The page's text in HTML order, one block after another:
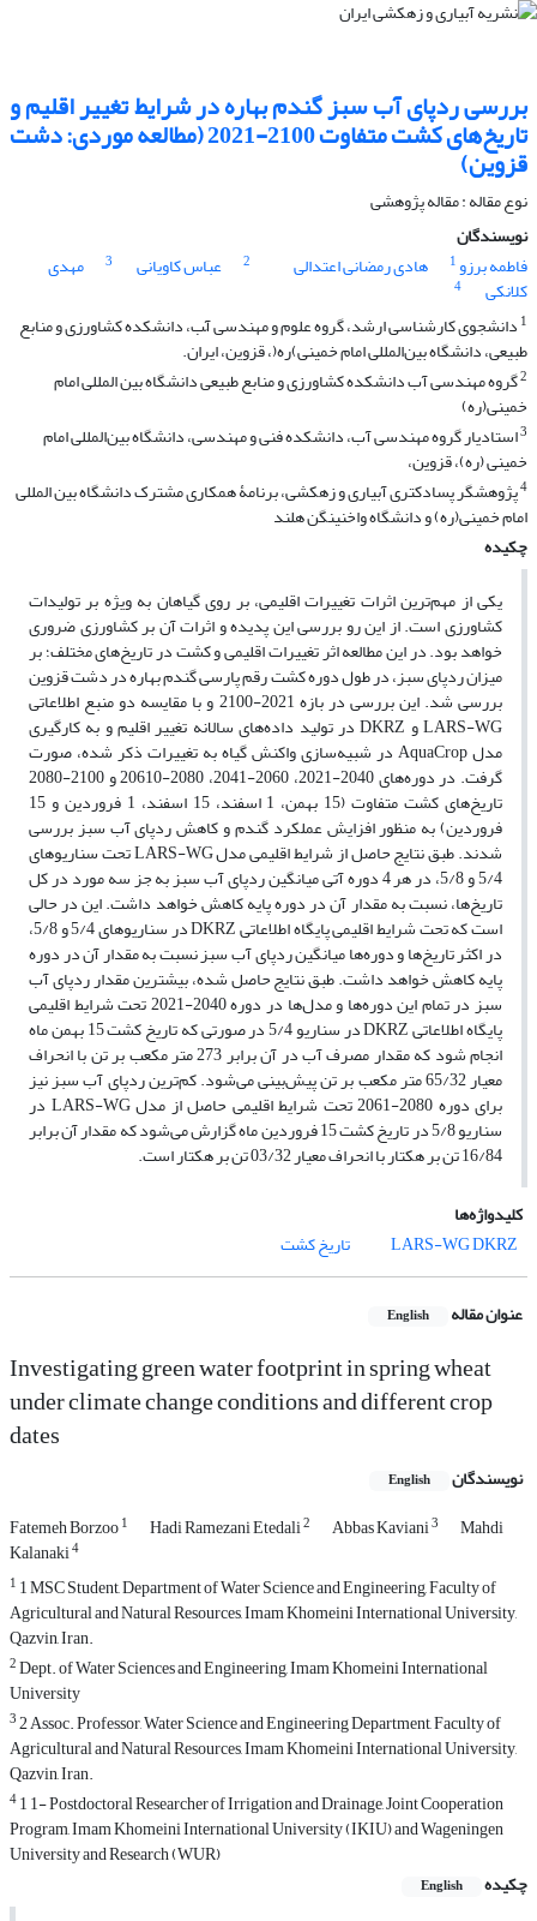
بررسی ردپای آب سبز گندم بهاره در شرایط تغییر اقلیم و
تاریخ‌های کشت متفاوت 2100-2021 (مطالعه موردی: دشت
قزوین)
نوع مقاله : مقاله پژوهشی
نویسندگان
فاطمه برزو1 هادی رمضانی اعتدالی 2 عباس کاویانی 3 مهدی
کلانکی
4
1 دانشجوی کارشناسی ارشد، گروه علوم و مهندسی آّب، دانشکده کشاورزی و منابع
طبیعی، دانشگاه بین‌المللی امام خمینی)ره(، قزوین، ایران.
2گروه مهندسی آب دانشکده کشاورزی و منابع طبیعی دانشگاه بین المللی امام
خمینی(ره)
3استادیار گروه مهندسی آب، دانشکده فنی و مهندسی، دانشگاه بین‌المللی امام
خمینی (ره)، قزوین،
4پژوهشگر پسادکتری آبیاری و زهکشی، برنامۀ همکاری مشترک دانشگاه بین المللی
امام خمینی(ره) و دانشگاه واخنینگن هلند
چکیده
یکی از مهم‌ترین اثرات تغییرات اقلیمی، بر روی گیاهان به ویژه بر تولیدات
کشاورزی است. از این رو بررسی این پدیده و اثرات آن بر کشاورزی ضروری
خواهد بود. در این مطالعه اثر تغییرات اقلیمی و کشت در تاریخ‌های مختلف؛ بر
میزان ردپای سبز، در طول دوره کشت رقم پارسی گندم‌ بهاره در دشت قزوین
بررسی شد. این بررسی در بازه 2021-2100 و با مقایسه دو منبع اطلاعاتی
LARS-WG و DKRZ در تولید داده‌های سالانه تغییر اقلیم و به کار‌گیری
مدل AquaCrop در شبیه‌سازی واکنش گیاه به تغییرات ذکر شده، صورت
گرفت. در دوره‌های 2040-2021، 2060-2041، 2080-20610 و 2100-2080
تاریخ‌های کشت متفاوت (15 بهمن، 1 اسفند، 15 اسفند، 1 فروردین و 15
فروردین) به منظور افزایش عملکرد گندم و کاهش ردپای آب سبز بررسی
شدند. طبق نتایج حاصل از شرایط اقلیمی مدل LARS-WG تحت سناریوهای
5/4 و 5/8، در هر 4 دوره آتی میانگین ردپای آب سبز به جز سه مورد در کل
تاریخ‌ها، نسبت به مقدار آن در دوره پایه کاهش خواهد داشت. این در حالی
است که تحت شرایط اقلیمی پایگاه اطلاعاتی DKRZ در سناریوهای 5/4 و 5/8،
در اکثر تاریخ‌ها و دوره‌ها میانگین ردپای آب سبز نسبت به مقدار آن در دوره
پایه کاهش خواهد داشت. طبق نتایج حاصل شده، بیشترین مقدار ردپای آب
سبز در تمام این دوره‌ها و مدل‌ها در دوره 2040-2021 تحت شرایط اقلیمی
پایگاه اطلاعاتی DKRZ در سناریو 5/4 در صورتی که تاریخ کشت 15 بهمن ماه
انجام شود که مقدار مصرف آب در آن برابر 273 متر مکعب بر تن با انحراف
معیار 65/32 متر مکعب بر تن پیش‌بینی می‌شود. کم‌ترین ردپای آب سبز نیز
برای دوره 2080-2061 تحت شرایط اقلیمی حاصل از مدل LARS-WG در
سناریو 5/8 در تاریخ کشت 15 فروردین ماه گزارش می‌شود که مقدار آن برابر
16/84 تن بر هکتار با انحراف معیار 03/32 تن بر هکتار است.
کلیدواژه‌ها
LARS-WGDKRZ تاریخ کشت
عنوان مقاله English
Investigating green water footprint in spring wheat
under climate change conditions and different crop
dates
نویسندگان English
Fatemeh Borzoo1 Hadi Ramezani Etedali2 Abbas Kaviani3 Mahdi
Kalanaki4
1 1 MSC Student, Department of Water Science and Engineering, Faculty of
Agricultural and Natural Resources, Imam Khomeini International University,
Qazvin, Iran.
2Dept. of Water Sciences and Engineering, Imam Khomeini International
University
32 Assoc. Professor, Water Science and Engineering Department, Faculty of
Agricultural and Natural Resources, Imam Khomeini International University,
Qazvin, Iran.
41 1- Postdoctoral Researcher of Irrigation and Drainage, Joint Cooperation
Program, Imam Khomeini International University (IKIU) and Wageningen
University and Research (WUR)
چکیده
English